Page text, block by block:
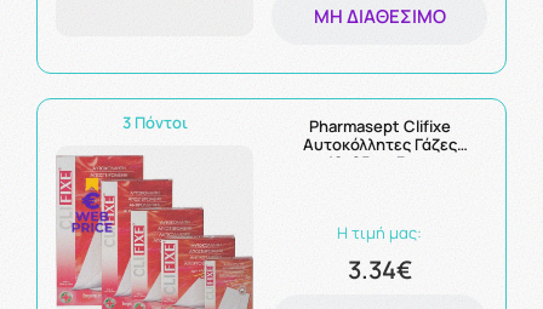
ΜΗ ΔΙΑΘΈΣΙΜΟ
3 Πόντοι
Pharmasept Clifixe
Αυτοκόλλητες Γάζες
10x25cm 3τμχ
Η τιμή μας:
3.34€